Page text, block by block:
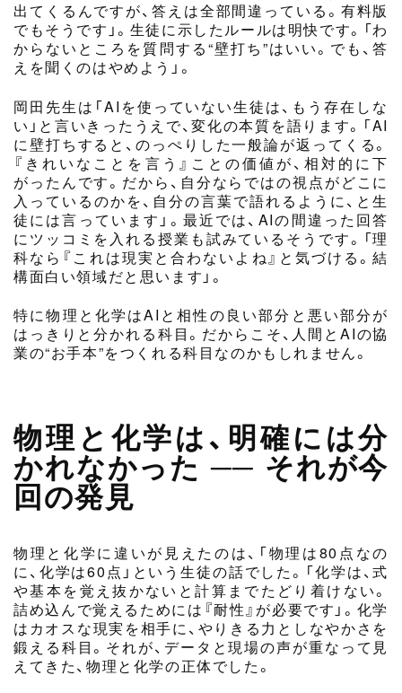
出てくるんですが、答えは全部間違っている。有料版
でもそうです」。生徒に示したルールは明快です。「わ
からないところを質問する“壁打ち”はいい。でも、答
えを聞くのはやめよう」。
岡田先生は「AIを使っていない生徒は、もう存在しな
い」と言いきったうえで、変化の本質を語ります。「AI
に壁打ちすると、のっぺりした一般論が返ってくる。
『きれいなことを言う』ことの価値が、相対的に下
がったんです。だから、自分ならではの視点がどこに
入っているのかを、自分の言葉で語れるように、と生
徒には言っています」。最近では、AIの間違った回答
にツッコミを入れる授業も試みているそうです。「理
科なら『これは現実と合わないよね』と気づける。結
構面白い領域だと思います」。
特に物理と化学はAIと相性の良い部分と悪い部分が
はっきりと分かれる科目。だからこそ、人間とAIの協
業の“お手本”をつくれる科目なのかもしれません。
物理と化学は、明確には分
かれなかった ── それが今
回の発見
物理と化学に違いが見えたのは、「物理は80点なの
に、化学は60点」という生徒の話でした。「化学は、式
や基本を覚え抜かないと計算までたどり着けない。
詰め込んで覚えるためには『耐性』が必要です」。化学
はカオスな現実を相手に、やりきる力としなやかさを
鍛える科目。それが、データと現場の声が重なって見
えてきた、物理と化学の正体でした。